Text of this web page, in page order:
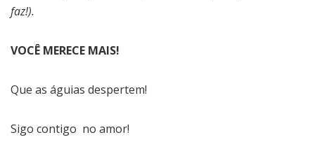
faz!).
VOCÊ MERECE MAIS!
Que as águias despertem!
Sigo contigo no amor!